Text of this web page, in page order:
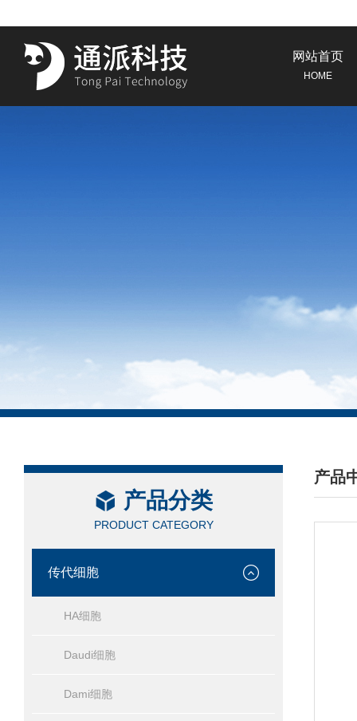
网站首页
HOME
产品分类
PRODUCT CATEGORY
传代细胞
HA细胞
Daudi细胞
Dami细胞
产品
/